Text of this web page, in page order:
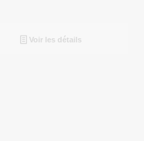
Voir les détails